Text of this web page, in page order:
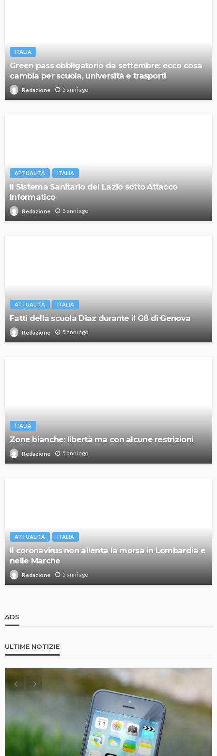
ITALIA
Green pass obbligatorio da settembre: ecco cosa
cambia per scuola, università e trasporti
Redazione 5 anni ago
ATTUALITÀ ITALIA
Il Sistema Sanitario del Lazio sotto Attacco
Informatico
Redazione 5 anni ago
ATTUALITÀ ITALIA
Fatti della scuola Diaz durante il G8 di Genova
Redazione 5 anni ago
ITALIA
Zone bianche: libertà ma con alcune restrizioni
Redazione 5 anni ago
ATTUALITÀ ITALIA
Il coronavirus non allenta la morsa in Lombardia e
nelle Marche
Redazione 5 anni ago
ADS
ULTIME NOTIZIE